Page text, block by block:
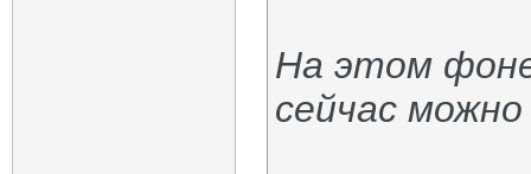
На этом
сейчас